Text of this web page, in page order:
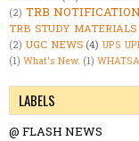
(2) TRB
TRB STUDY MATERIALS
(2) UGC NEWS (4) UPS
(1) What's New. (1)
LABELS
@ FLASH NEWS